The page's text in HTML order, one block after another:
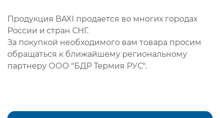
Продукция BAXI продается во многих городах
России и стран СНГ.
За покупкой необходимого вам товара просим
обращаться к ближайшему региональному
партнеру ООО "БДР Термия РУС".